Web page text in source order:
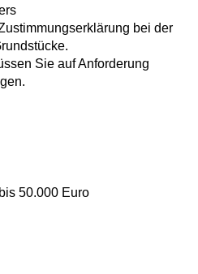
bei der
Sie auf Anforderung
50.000 Euro